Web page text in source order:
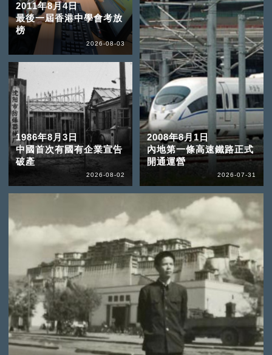
2011年8月4日
最後一屆香港中學會考放
榜
2026-08-03
1986年8月3日
中國首次有國有企業宣告
破產
2026-08-02
2008年8月1日
內地第一條高速鐵路正式
開通運營
2026-07-31